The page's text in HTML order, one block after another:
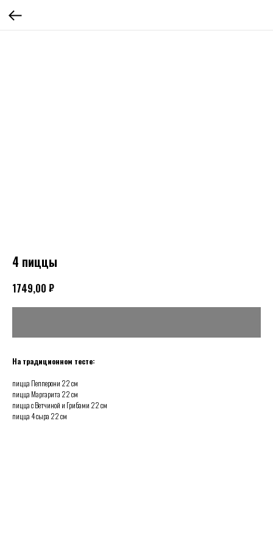
4 пиццы
1749,00 ₽
На традиционном тесте:
пицца Пепперони 22 см
пицца Маргарита 22 см
пицца с Ветчиной и Грибами 22 см
пицца 4 сыра 22 см